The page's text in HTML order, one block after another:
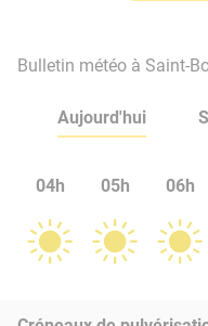
Bulletin météo à Saint-
Aujourd'hui
04h 05h 06h